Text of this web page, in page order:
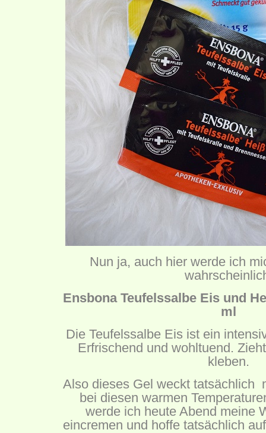
Nun ja, auch hier werde ich
Ensbona Teufelssalbe Eis und
ml
Die Teufelssalbe Eis ist ein
Erfrischend und wohltuend.
kleben.
Also dieses Gel weckt tatsächlich
bei diesen warmen
werde ich heute Abend meine
eincremen und hoffe tatsächlich